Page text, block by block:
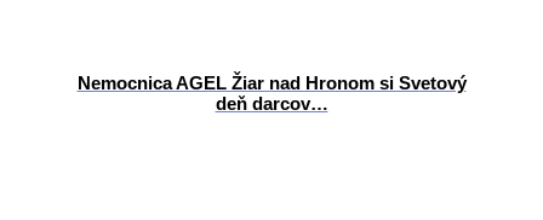
Nemocnica AGEL Žiar nad Hronom si Svetový
deň darcov…